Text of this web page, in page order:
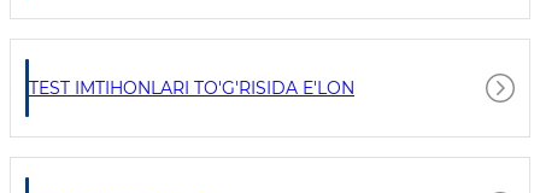
TEST IMTIHONLARI TO'G'RISIDA E'LON